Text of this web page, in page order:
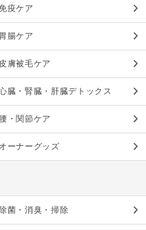
疫ケア
胃腸ケア
皮膚被毛ケア
臓・腎臓・肝臓デトックス
腰・関節ケア
オーナーグッズ
除菌・消臭・掃除